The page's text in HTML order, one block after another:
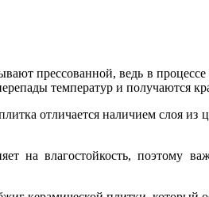
прессованной, ведь в
температур и получаются
отличается наличием слоя
на влагостойкость, поэтому